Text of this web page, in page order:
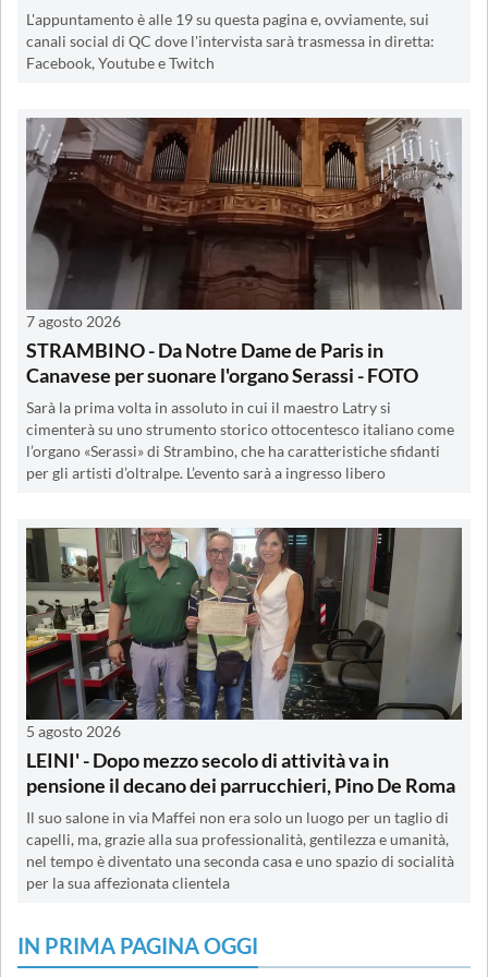
L'appuntamento è alle 19 su questa pagina e, ovviamente, sui
canali social di QC dove l'intervista sarà trasmessa in diretta:
Facebook, Youtube e Twitch
7 agosto 2026
STRAMBINO - Da Notre Dame de Paris in
Canavese per suonare l'organo Serassi - FOTO
Sarà la prima volta in assoluto in cui il maestro Latry si
cimenterà su uno strumento storico ottocentesco italiano come
l’organo «Serassi» di Strambino, che ha caratteristiche sfidanti
per gli artisti d’oltralpe. L’evento sarà a ingresso libero
5 agosto 2026
LEINI' - Dopo mezzo secolo di attività va in
pensione il decano dei parrucchieri, Pino De Roma
Il suo salone in via Maffei non era solo un luogo per un taglio di
capelli, ma, grazie alla sua professionalità, gentilezza e umanità,
nel tempo è diventato una seconda casa e uno spazio di socialità
per la sua affezionata clientela
IN PRIMA PAGINA OGGI